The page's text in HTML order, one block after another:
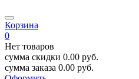
Корзина
0
Нет товаров
сумма скидки 0.00 руб.
сумма заказа 0.00 руб.